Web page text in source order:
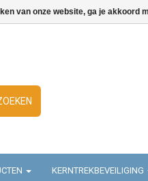
KERNTREKBEVEILIGING
van onze website, ga je akkoord